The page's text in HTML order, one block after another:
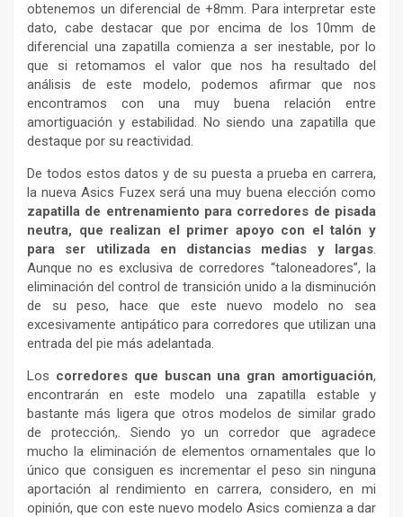
obtenemos un diferencial de +8mm. Para interpretar este
dato, cabe destacar que por encima de los 10mm de
diferencial una zapatilla comienza a ser inestable, por lo
que si retomamos el valor que nos ha resultado del
análisis de este modelo, podemos afirmar que nos
encontramos con una muy buena relación entre
amortiguación y estabilidad. No siendo una zapatilla que
destaque por su reactividad.
De todos estos datos y de su puesta a prueba en carrera,
la nueva Asics Fuzex será una muy buena elección como
zapatilla de entrenamiento para corredores de pisada
neutra, que realizan el primer apoyo con el talón y
para ser utilizada en distancias medias y largas.
Aunque no es exclusiva de corredores “taloneadores”, la
eliminación del control de transición unido a la disminución
de su peso, hace que este nuevo modelo no sea
excesivamente antipático para corredores que utilizan una
entrada del pie más adelantada.
Los corredores que buscan una gran amortiguación,
encontrarán en este modelo una zapatilla estable y
bastante más ligera que otros modelos de similar grado
de protección,. Siendo yo un corredor que agradece
mucho la eliminación de elementos ornamentales que lo
único que consiguen es incrementar el peso sin ninguna
aportación al rendimiento en carrera, considero, en mi
opinión, que con este nuevo modelo Asics comienza a dar